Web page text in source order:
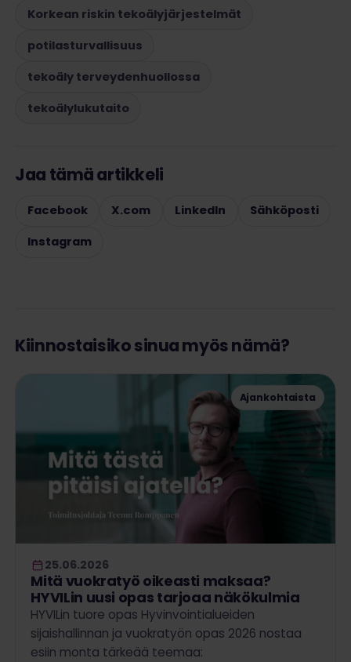
Korkean riskin tekoälyjärjestelmät
potilasturvallisuus
tekoäly terveydenhuollossa
tekoälylukutaito
Jaa tämä artikkeli
Facebook X.com LinkedIn
Sähköposti
Instagram
Kiinnostaisiko sinua myös nämä?
Ajankohtaista
25.06.2026
Mitä vuokratyö oikeasti maksaa?
HYVILin uusi opas tarjoaa näkökulmia
HYVILin tuore opas Hyvinvointialueiden
sijaishallinnan ja vuokratyön opas 2026 nostaa
esiin monta tärkeää teemaa: